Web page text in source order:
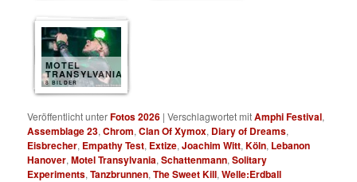
MOTEL
TRANSYLVANIA
8 BILDER
Veröffentlicht unterFotos 2026 |Verschlagwortet mitAmphi Festival,
Assemblage 23,Chrom,Clan Of Xymox, Diary of Dreams,
Eisbrecher, Empathy Test, Extize,Joachim Witt,Köln, Lebanon
Hanover,Motel Transylvania,Schattenmann,Solitary
Experiments,Tanzbrunnen,The Sweet Kill,Welle:Erdball